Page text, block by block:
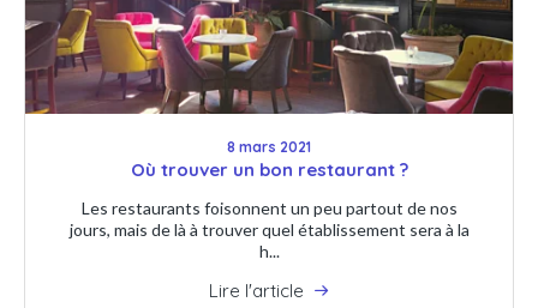
8 mars 2021
Où trouver un bon restaurant ?
Les restaurants foisonnent un peu partout de nos
jours, mais de là à trouver quel établissement sera à la
h...
Lire l'article